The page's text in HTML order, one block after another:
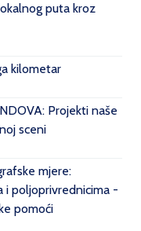
puta kroz
kilometar
Projekti naše
sceni
mjere:
i poljoprivrednicima -
pomoći